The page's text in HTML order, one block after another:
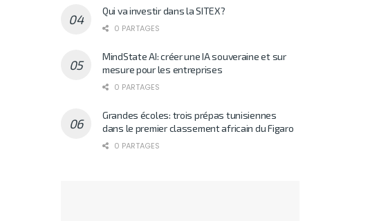
Qui va investir dans la SITEX?
0 PARTAGES
MindState AI: créer une IA souveraine et sur
mesure pour les entreprises
0 PARTAGES
Grandes écoles: trois prépas tunisiennes
dans le premier classement africain du Figaro
0 PARTAGES